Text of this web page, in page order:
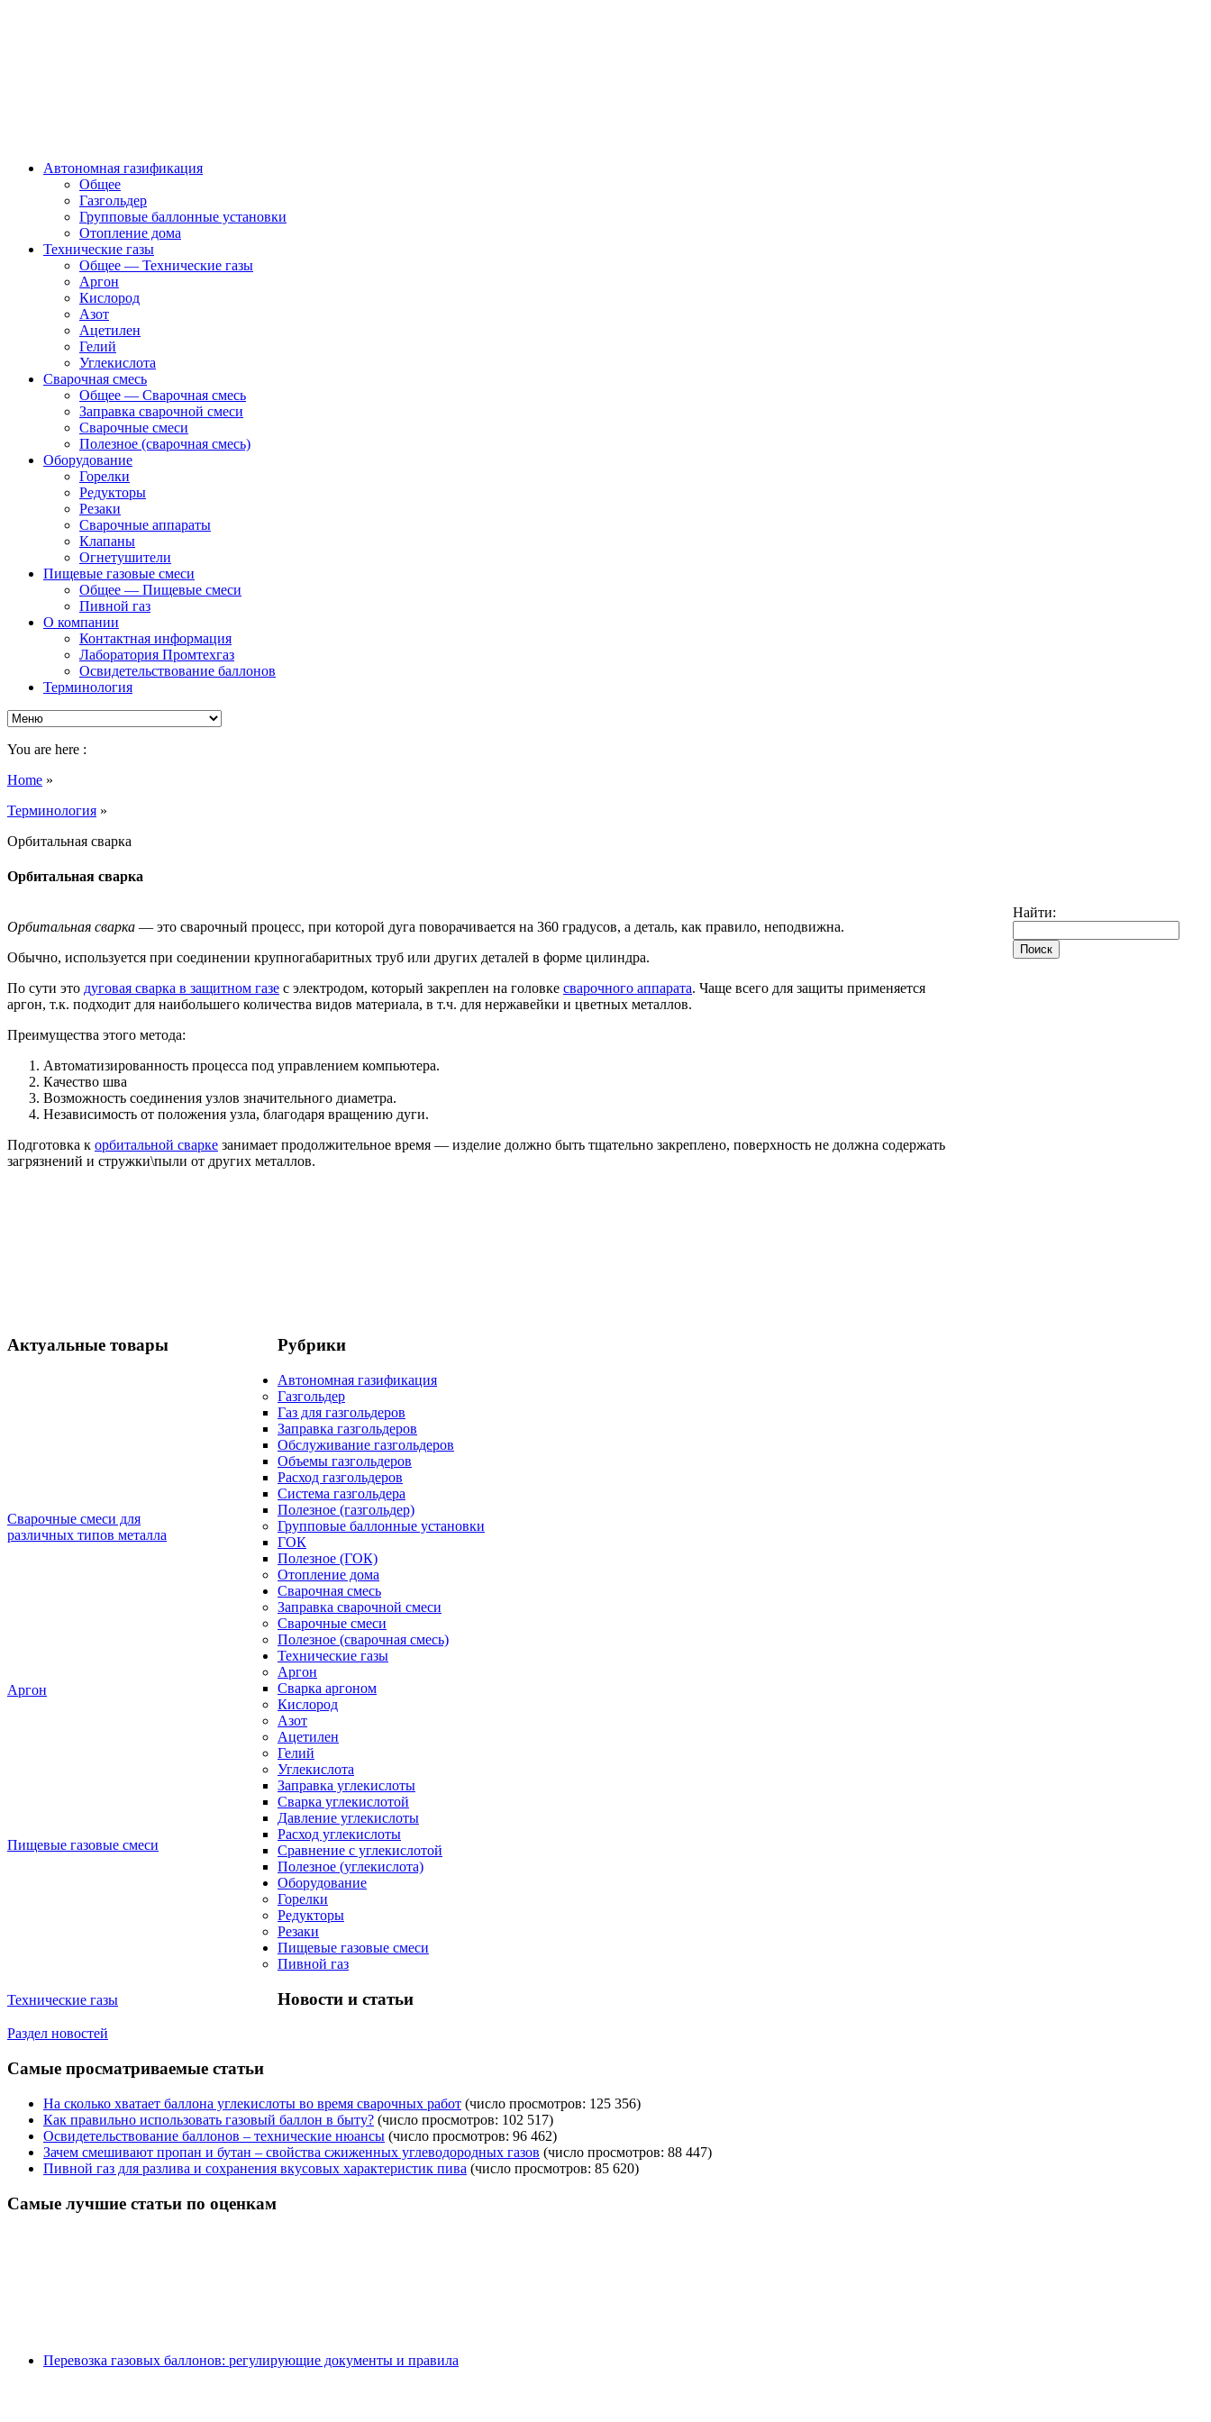
Автономная газификация
Общее
Газгольдер
Групповые баллонные установки
Отопление дома
Технические газы
Общее — Технические газы
Аргон
Кислород
Азот
Ацетилен
Гелий
Углекислота
Сварочная смесь
Общее — Сварочная смесь
Заправка сварочной смеси
Сварочные смеси
Полезное (сварочная смесь)
Оборудование
Горелки
Редукторы
Резаки
Сварочные аппараты
Клапаны
Огнетушители
Пищевые газовые смеси
Общее — Пищевые смеси
Пивной газ
О компании
Контактная информация
Лаборатория Промтехгаз
Освидетельствование баллонов
Терминология
You are here :
Home »
Терминология »
Орбитальная сварка
Орбитальная сварка
Орбитальная сварка — это сварочный процесс, при которой дуга поворачивается на 360 градусов, а деталь, как правило, неподвижна.
Обычно, используется при соединении крупногабаритных труб или других деталей в форме цилиндра.
По сути это дуговая сварка в защитном газе с электродом, который закреплен на головке сварочного аппарата. Чаще всего для защиты применяется
аргон, т.к. подходит для наибольшего количества видов материала, в т.ч. для нержавейки и цветных металлов.
Преимущества этого метода:
Автоматизированность процесса под управлением компьютера.
Качество шва
Возможность соединения узлов значительного диаметра.
Независимость от положения узла, благодаря вращению дуги.
Подготовка к орбитальной сварке занимает продолжительное время — изделие должно быть тщательно закреплено, поверхность не должна содержать
загрязнений и стружки\пыли от других металлов.
Найти:
Актуальные товары
Сварочные смеси для
различных типов металла
Аргон
Пищевые газовые смеси
Технические газы
Рубрики
Автономная газификация
Газгольдер
Газ для газгольдеров
Заправка газгольдеров
Обслуживание газгольдеров
Объемы газгольдеров
Расход газгольдеров
Система газгольдера
Полезное (газгольдер)
Групповые баллонные установки
ГОК
Полезное (ГОК)
Отопление дома
Сварочная смесь
Заправка сварочной смеси
Сварочные смеси
Полезное (сварочная смесь)
Технические газы
Аргон
Сварка аргоном
Кислород
Азот
Ацетилен
Гелий
Углекислота
Заправка углекислоты
Сварка углекислотой
Давление углекислоты
Расход углекислоты
Сравнение c углекислотой
Полезное (углекислота)
Оборудование
Горелки
Редукторы
Резаки
Пищевые газовые смеси
Пивной газ
Новости и статьи
Раздел новостей
Самые просматриваемые статьи
На сколько хватает баллона углекислоты во время сварочных работ (число просмотров: 125 356)
Как правильно использовать газовый баллон в быту? (число просмотров: 102 517)
Освидетельствование баллонов – технические нюансы (число просмотров: 96 462)
Зачем смешивают пропан и бутан – свойства сжиженных углеводородных газов (число просмотров: 88 447)
Пивной газ для разлива и сохранения вкусовых характеристик пива (число просмотров: 85 620)
Самые лучшие статьи по оценкам
Перевозка газовых баллонов: регулирующие документы и правила